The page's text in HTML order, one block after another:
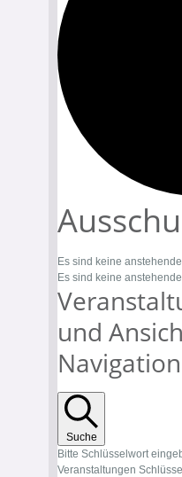
Es sind keine
Es sind keine
und
Navigation
Suche
Bitte Schlüsselwort
Veranstaltungen